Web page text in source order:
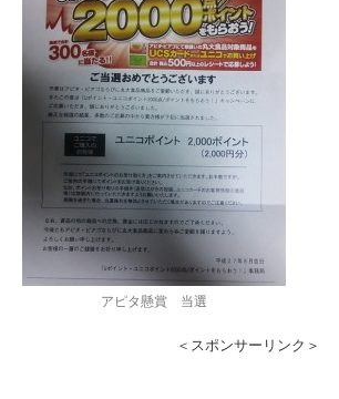
アピタ懸賞 当選
＜スポンサーリンク＞